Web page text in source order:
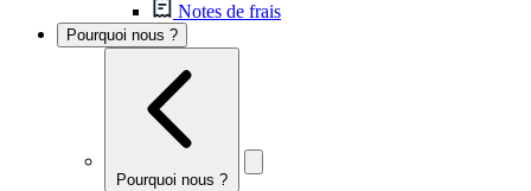
Notes de frais
Pourquoi nous ?
Pourquoi nous ?